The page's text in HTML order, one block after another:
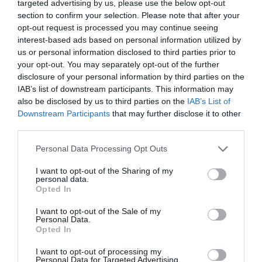
targeted advertising by us, please use the below opt-out
section to confirm your selection. Please note that after your
opt-out request is processed you may continue seeing
interest-based ads based on personal information utilized by
us or personal information disclosed to third parties prior to
your opt-out. You may separately opt-out of the further
disclosure of your personal information by third parties on the
IAB’s list of downstream participants. This information may
also be disclosed by us to third parties on the IAB’s List of
Downstream Participants that may further disclose it to other
Personal Data Processing Opt Outs
I want to opt-out of the Sharing of my
personal data.
Opted In
I want to opt-out of the Sale of my
Personal Data.
Opted In
I want to opt-out of processing my
Personal Data for Targeted Advertising.
Ο Έντγκαρ Ράιτ, μετά τα Shaun of the Dead και Baby
Driver, φαίνεται να συνδέει τις δύο οπτικές του γύρω
από το ψυχολογικό θρίλερ και τη δράση σε μια ταινία
που για ένα χρόνο μπήκε στο συρτάρι λόγω της
πανδημίας και περίμενε την κατάλληλη στιγμή για να
κυκλοφορήσει στις αίθουσες.
Αυτό θα γίνει στις 22 Οκτωβρίου και πολλοί στο
για ένα έργο που μας παραπέμπει στα horror του
ιταλικού σινεμά των 70’s, στη μανιέρα του Ντάριο
Αρτζέντο με τα νέον φώτα και την επιμονή στα
όπως το The Evel Eye, Blood and Black Lace και Suspiria.
ιδανική μορφή για να αποδώσει αυτή τη διάσταση του